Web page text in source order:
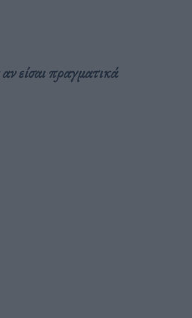
είσαι πραγματικά